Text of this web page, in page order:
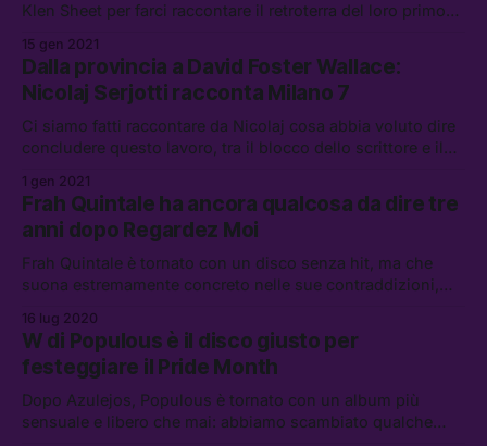
Klen Sheet per farci raccontare il retroterra del loro primo
15 gen 2021
Dalla provincia a David Foster Wallace:
Nicolaj Serjotti racconta Milano 7
Ci siamo fatti raccontare da Nicolaj cosa abbia voluto dire
concludere questo lavoro, tra il blocco dello scrittore e il
passo con la propria vita
1 gen 2021
Frah Quintale ha ancora qualcosa da dire tre
anni dopo Regardez Moi
Frah Quintale è tornato con un disco senza hit, ma che
suona estremamente concreto nelle sue contraddizioni,
degli stessi brani.
16 lug 2020
W di Populous è il disco giusto per
festeggiare il Pride Month
Dopo Azulejos, Populous è tornato con un album più
sensuale e libero che mai: abbiamo scambiato qualche